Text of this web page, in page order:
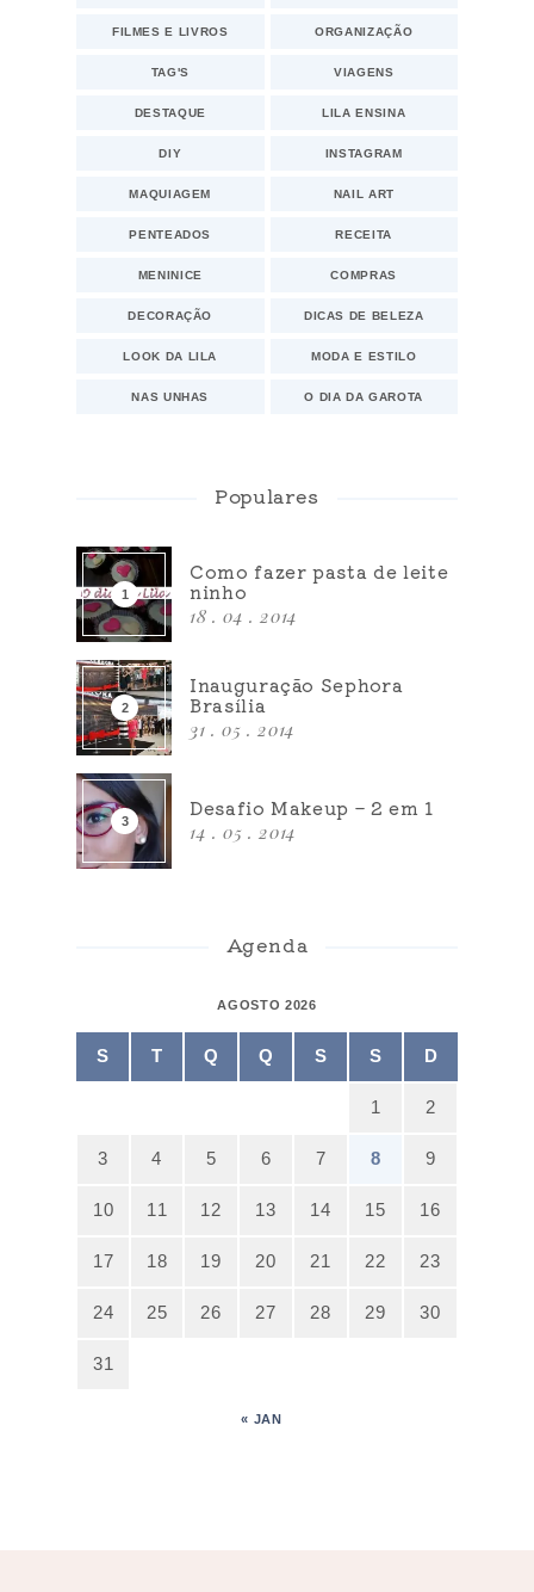
FILMES E LIVROS ORGANIZAÇÃO
TAG'S VIAGENS
DESTAQUE LILA ENSINA
DIY INSTAGRAM
MAQUIAGEM NAIL ART
PENTEADOS RECEITA
MENINICE COMPRAS
DECORAÇÃO DICAS DE BELEZA
LOOK DA LILA MODA E ESTILO
NAS UNHAS O DIA DA GAROTA
Populares
Como fazer pasta de leite
ninho
18 . 04 . 2014
Inauguração Sephora
Brasília
31 . 05 . 2014
Desafio Makeup – 2 em 1
14 . 05 . 2014
Agenda
AGOSTO 2026
S T Q Q S S D
1 2
3 4 5 6 7 8 9
10 11 12 13 14 15 16
17 18 19 20 21 22 23
24 25 26 27 28 29 30
31
« JAN